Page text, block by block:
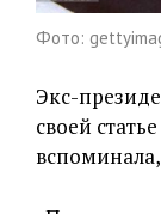
Фото:
Экс-
своей